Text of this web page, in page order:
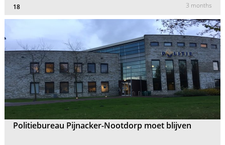
18 3 months
Politiebureau Pijnacker-Nootdorp moet blijven